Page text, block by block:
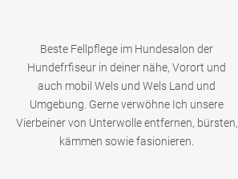
Beste Fellpflege im Hundesalon der
Hundefrfiseur in deiner nähe, Vorort und
auch mobil Wels und Wels Land und
Umgebung. Gerne verwöhne Ich unsere
Vierbeiner von Unterwolle entfernen, bürsten,
kämmen sowie fasionieren.